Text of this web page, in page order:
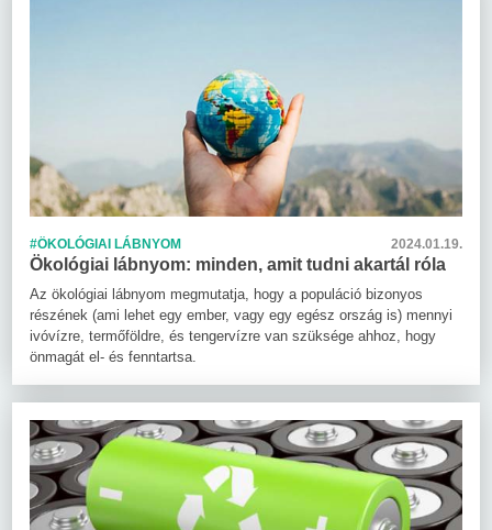
#ÖKOLÓGIAI LÁBNYOM 2024.01.19.
Ökológiai lábnyom: minden, amit tudni akartál róla
Az ökológiai lábnyom megmutatja, hogy a populáció bizonyos
részének (ami lehet egy ember, vagy egy egész ország is) mennyi
ivóvízre, termőföldre, és tengervízre van szüksége ahhoz, hogy
önmagát el- és fenntartsa.